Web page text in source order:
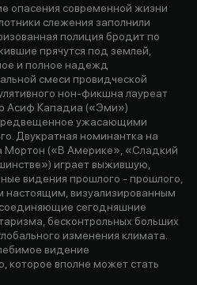
опасения современной жизни
слежения заполнили
полиция бродит по
прячутся под землей,
и полное надежд
смеси провидческой
нон-фикшна лауреат
Асиф Кападиа («Эми»)
ужасающими
Двукратная номинантка на
(«В Америке», «Сладкий
играет выжившую,
видения прошлого - прошлого,
настоящим, визуализированным
сегодняшние
бесконтрольных больших
изменения климата.
видение
которое вполне может стать